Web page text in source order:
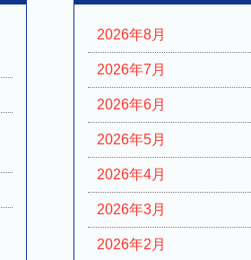
2026年8月
2026年7月
2026年6月
2026年5月
2026年4月
2026年3月
2026年2月